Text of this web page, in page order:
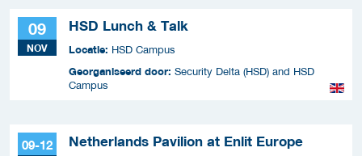
09
NOV
HSD Lunch & Talk
Locatie: HSD Campus
Georganiseerd door: Security Delta (HSD) and HSD
Campus
09-12 Netherlands Pavilion at Enlit Europe